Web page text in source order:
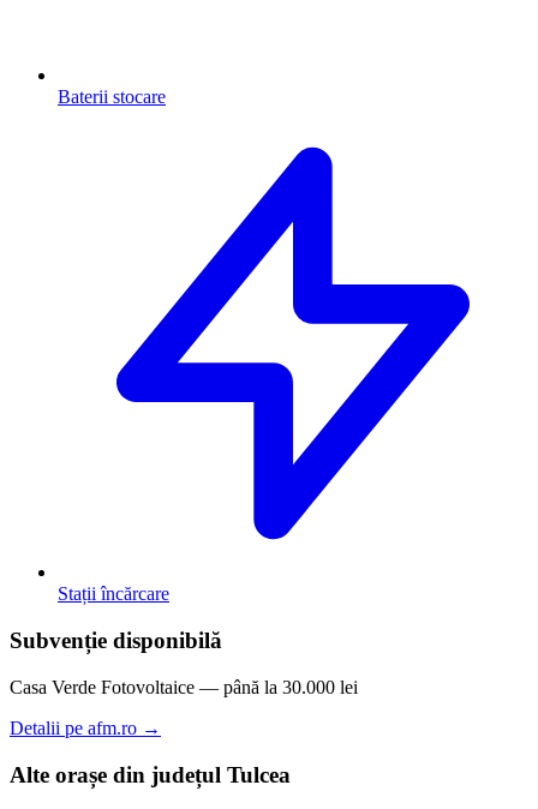
Baterii stocare
Stații încărcare
Subvenție disponibilă
Casa Verde Fotovoltaice — până la 30.000 lei
Detalii pe afm.ro →
Alte orașe din județul Tulcea